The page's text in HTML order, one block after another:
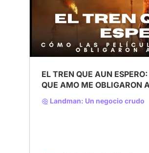
# Nuevos comienzos en el cine
EL TREN QUE AUN
QUE AMO ME OBLIGARON
Landman: Un negocio crudo